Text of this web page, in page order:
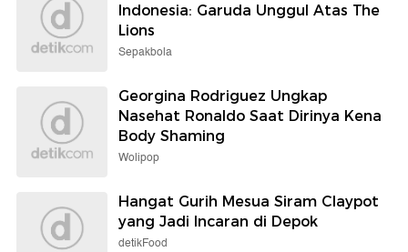
Indonesia: Garuda Unggul Atas The
Lions
Sepakbola
Georgina Rodriguez Ungkap
Nasehat Ronaldo Saat Dirinya Kena
Body Shaming
Wolipop
Hangat Gurih Mesua Siram Claypot
yang Jadi Incaran di Depok
detikFood